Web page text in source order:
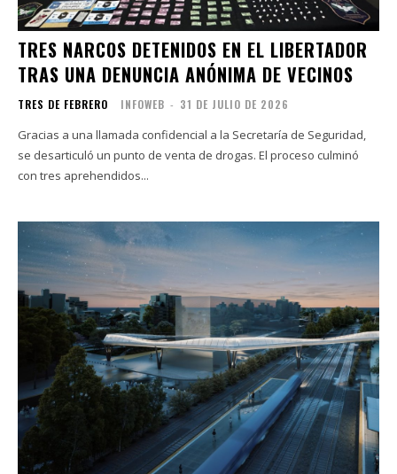
TRES NARCOS DETENIDOS EN EL LIBERTADOR
TRAS UNA DENUNCIA ANÓNIMA DE VECINOS
TRES DE FEBRERO INFOWEB - 31 DE JULIO DE 2026
Gracias a una llamada confidencial a la Secretaría de Seguridad,
se desarticuló un punto de venta de drogas. El proceso culminó
con tres aprehendidos...